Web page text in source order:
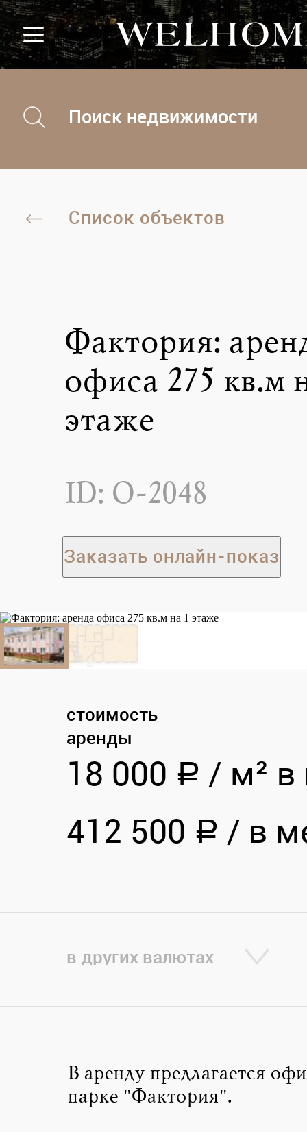
Поиск недвижимости
Список объектов
Фактория:
офиса 275 кв.м
этаже
ID: O-2048
Заказать онлайн-показ
стоимость
аренды
18 000 a / м² в
412 500 a / в
в других валютах
В аренду предлагается
парке "Фактория".